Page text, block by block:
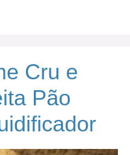
Cru e
Pão